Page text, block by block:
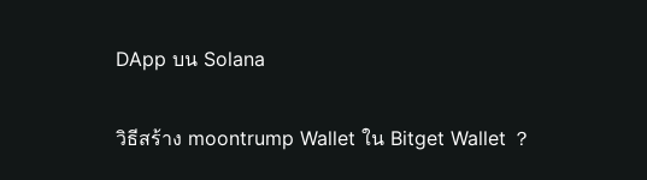
DApp บน Solana
วิธีสร้าง moontrump Wallet ใน Bitget Wallet ？